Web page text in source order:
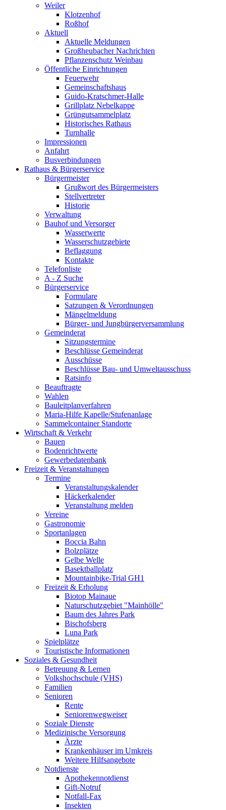
Weiler
Klotzenhof
Roßhof
Aktuell
Aktuelle Meldungen
Großheubacher Nachrichten
Pflanzenschutz Weinbau
Öffentliche Einrichtungen
Feuerwehr
Gemeinschaftshaus
Guido-Kratschmer-Halle
Grillplatz Nebelkappe
Grüngutsammelplatz
Historisches Rathaus
Turnhalle
Impressionen
Anfahrt
Busverbindungen
Rathaus & Bürgerservice
Bürgermeister
Grußwort des Bürgermeisters
Stellvertreter
Historie
Verwaltung
Bauhof und Versorger
Wasserwerte
Wasserschutzgebiete
Beflaggung
Kontakte
Telefonliste
A - Z Suche
Bürgerservice
Formulare
Satzungen & Verordnungen
Mängelmeldung
Bürger- und Jungbürgerversammlung
Gemeinderat
Sitzungstermine
Beschlüsse Gemeinderat
Ausschüsse
Beschlüsse Bau- und Umweltausschuss
Ratsinfo
Beauftragte
Wahlen
Bauleitplanverfahren
Maria-Hilfe Kapelle/Stufenanlage
Sammelcontainer Standorte
Wirtschaft & Verkehr
Bauen
Bodenrichtwerte
Gewerbedatenbank
Freizeit & Veranstaltungen
Termine
Veranstaltungskalender
Häckerkalender
Veranstaltung melden
Vereine
Gastronomie
Sportanlagen
Boccia Bahn
Bolzplätze
Gelbe Welle
Basektballplatz
Mountainbike-Trial GH1
Freizeit & Erholung
Biotop Mainaue
Naturschutzgebiet "Mainhölle"
Baum des Jahres Park
Bischofsberg
Luna Park
Spielplätze
Touristische Informationen
Soziales & Gesundheit
Betreuung & Lernen
Volkshochschule (VHS)
Familien
Senioren
Rente
Seniorenwegweiser
Soziale Dienste
Medizinische Versorgung
Ärzte
Krankenhäuser im Umkreis
Weitere Hilfsangebote
Notdienste
Apothekennotdienst
Gift-Notruf
Notfall-Fax
Insekten